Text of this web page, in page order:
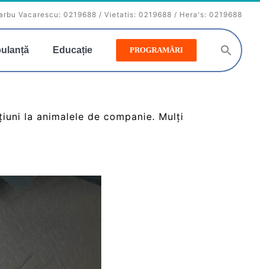
Vacarescu: 0219688 / Vietatis: 0219688 / Hera's: 0219688
Educație PROGRAMĂRI
la animalele de companie. Mulți